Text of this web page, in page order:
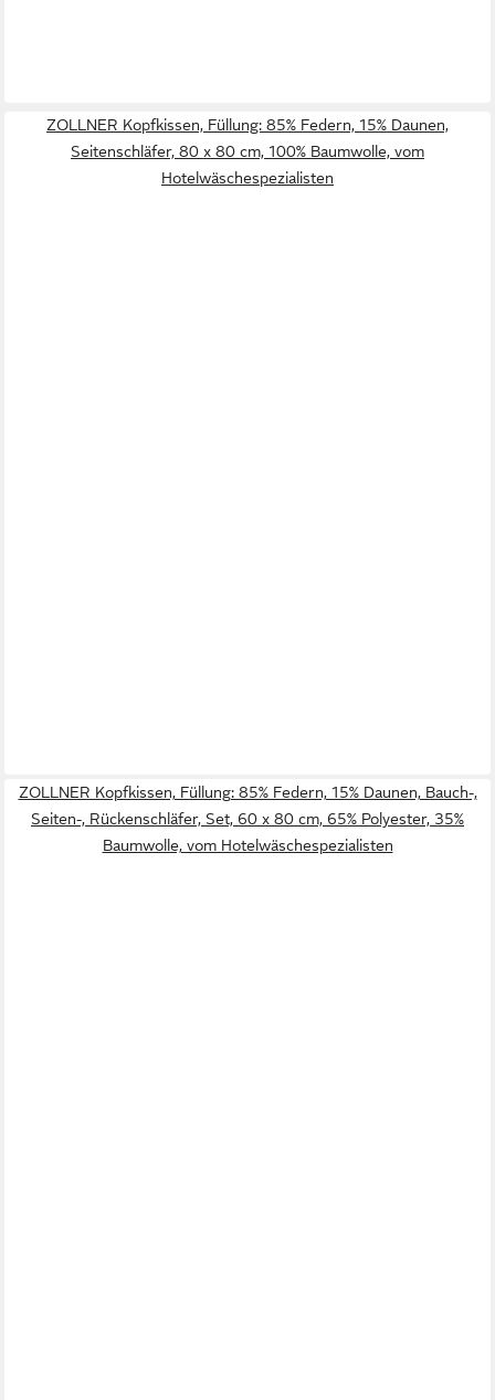
ZOLLNER Kopfkissen, Füllung: 85% Federn, 15% Daunen,
Seitenschläfer, 80 x 80 cm, 100% Baumwolle, vom
Hotelwäschespezialisten
ZOLLNER Kopfkissen, Füllung: 85% Federn, 15% Daunen, Bauch-,
Seiten-, Rückenschläfer, Set, 60 x 80 cm, 65% Polyester, 35%
Baumwolle, vom Hotelwäschespezialisten